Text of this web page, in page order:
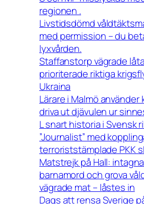
regionen .
Livstidsdömd
med permission – du
lyxvården.
Staffanstorp vägrade
prioriterade riktiga
Ukraina
Lärare i Malmö
driva ut djävulen ur
L snart historia i Svensk
”Journalist” med
terroriststämplade PKK
Matstrejk på Hall:
barnamord och grova
vägrade mat – låstes in
Dags att rensa Sverige